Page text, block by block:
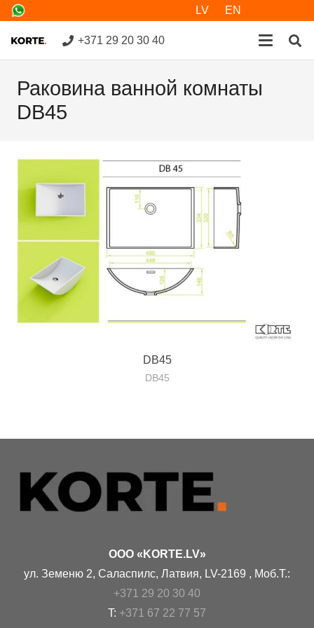
LV EN
+371 29 20 30 40
Раковина ванной комнаты
DB45
DB45
DB45
OOO «KORTE.LV»
ул. Земеню 2, Саласпилс, Латвия, LV-2169 , Моб.Т.:
+371 29 20 30 40
T: +371 67 22 77 57